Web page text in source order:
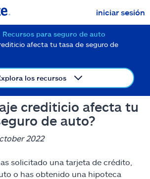
iniciar sesión
producto paracotizar
Recursos para seguro de auto
afecta tu tasa de seguro de
los recursos
crediticio afecta tu
de auto?
2022
solicitado una tarjeta de crédito,
o has obtenido una hipoteca